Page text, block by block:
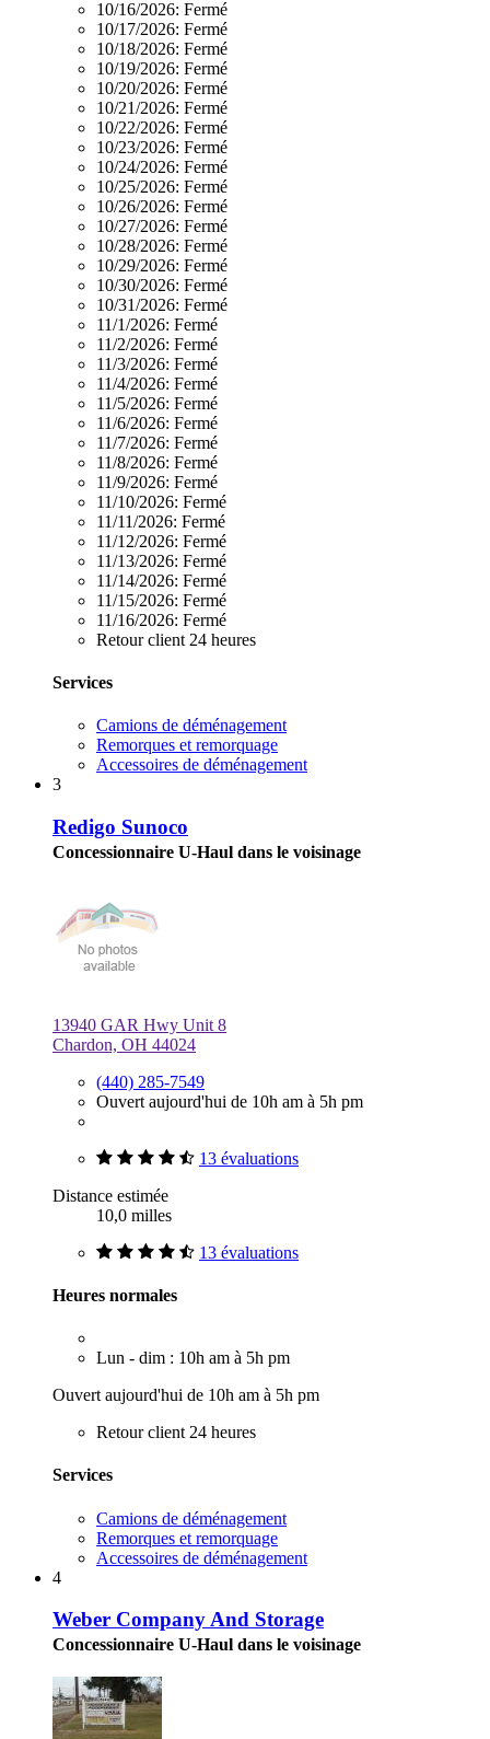
10/16/2026: Fermé
10/17/2026: Fermé
10/18/2026: Fermé
10/19/2026: Fermé
10/20/2026: Fermé
10/21/2026: Fermé
10/22/2026: Fermé
10/23/2026: Fermé
10/24/2026: Fermé
10/25/2026: Fermé
10/26/2026: Fermé
10/27/2026: Fermé
10/28/2026: Fermé
10/29/2026: Fermé
10/30/2026: Fermé
10/31/2026: Fermé
11/1/2026: Fermé
11/2/2026: Fermé
11/3/2026: Fermé
11/4/2026: Fermé
11/5/2026: Fermé
11/6/2026: Fermé
11/7/2026: Fermé
11/8/2026: Fermé
11/9/2026: Fermé
11/10/2026: Fermé
11/11/2026: Fermé
11/12/2026: Fermé
11/13/2026: Fermé
11/14/2026: Fermé
11/15/2026: Fermé
11/16/2026: Fermé
Retour client 24 heures
Services
Camions de déménagement
Remorques et remorquage
Accessoires de déménagement
3
Redigo Sunoco
Concessionnaire U-Haul dans le voisinage
13940 GAR Hwy Unit 8
Chardon, OH 44024
(440) 285-7549
Ouvert aujourd'hui de 10h am à 5h pm
13 évaluations
Distance estimée
10,0 milles
13 évaluations
Heures normales
Lun - dim : 10h am à 5h pm
Ouvert aujourd'hui de 10h am à 5h pm
Retour client 24 heures
Services
Camions de déménagement
Remorques et remorquage
Accessoires de déménagement
4
Weber Company And Storage
Concessionnaire U-Haul dans le voisinage